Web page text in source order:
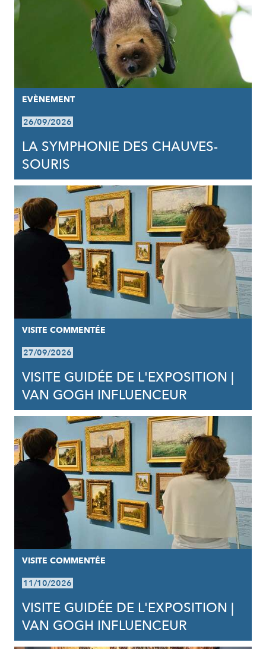
EVÈNEMENT
26/09/2026
LA SYMPHONIE DES CHAUVES-
SOURIS
VISITE COMMENTÉE
27/09/2026
VISITE GUIDÉE DE L'EXPOSITION |
VAN GOGH INFLUENCEUR
VISITE COMMENTÉE
11/10/2026
VISITE GUIDÉE DE L'EXPOSITION |
VAN GOGH INFLUENCEUR